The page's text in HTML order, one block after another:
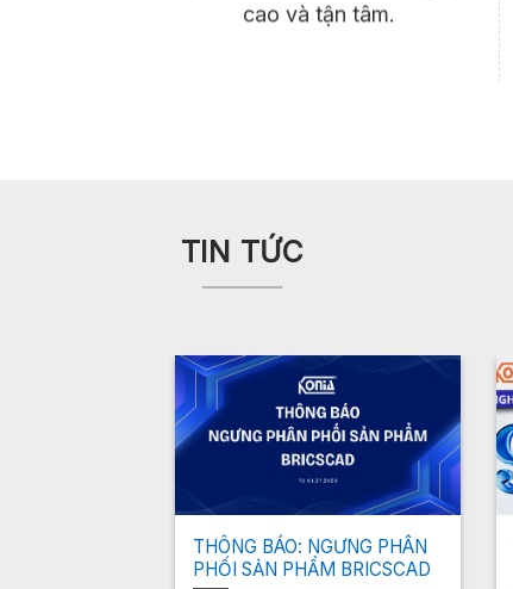
cao và tận tâm.
TIN TỨC
THÔNG BÁO: NGƯNG PHÂN
PHỐI SẢN PHẨM BRICSCAD